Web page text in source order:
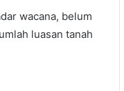
wacana, belum
luasan tanah